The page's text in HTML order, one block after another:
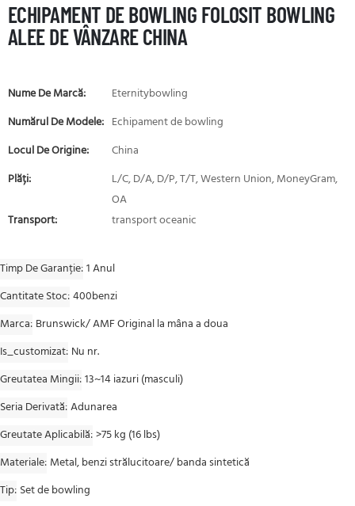
ECHIPAMENT DE BOWLING FOLOSIT BOWLING
ALEE DE VÂNZARE CHINA
Nume De Marcă:
Eternitybowling
Numărul De Modele: Echipament de bowling
Locul De Origine:
China
Plăți:
L/C, D/A, D/P, T/T, Western Union, MoneyGram,
OA
Transport:
transport oceanic
Timp De Garanție 1 Anul
Cantitate Stoc 400benzi
Marca Brunswick/ AMF Original la mâna a doua
Is_customizat Nu nr.
Greutatea Mingii 13~14 iazuri (masculi)
Seria Derivată Adunarea
Greutate Aplicabilă >75 kg (16 lbs)
Materiale Metal, benzi strălucitoare/ banda sintetică
Tip Set de bowling